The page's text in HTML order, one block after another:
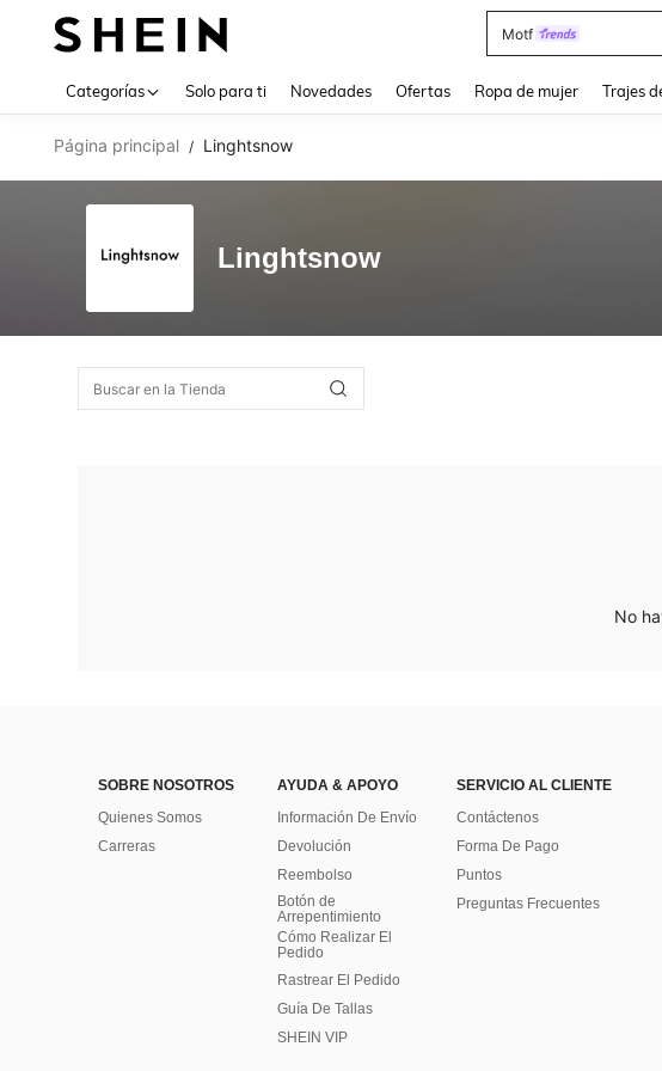
Motf
Categorías Solo para ti Novedades Ofertas Ropa de mujer Trajes
Página principal / Linghtsnow
Linghtsnow
No
SOBRE NOSOTROS
Quienes Somos
Carreras
AYUDA & APOYO
Información De Envío
Devolución
Reembolso
Botón de
Arrepentimiento
Cómo Realizar El
Pedido
Rastrear El Pedido
Guía De Tallas
SHEIN VIP
SERVICIO AL CLIENTE
Contáctenos
Forma De Pago
Puntos
Preguntas Frecuentes